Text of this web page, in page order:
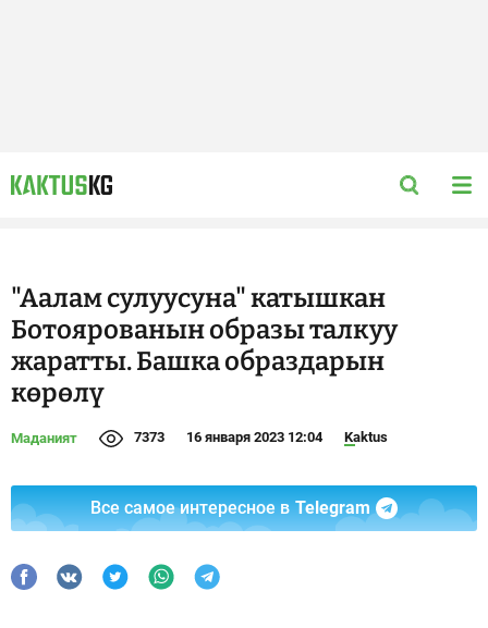
"Аалам сулуусуна" катышкан
Ботоярованын образы талкуу
жаратты. Башка образдарын
көрөлү
Маданият 7373 16 января 2023 12:04 Kaktus
Все самое интересное в Telegram